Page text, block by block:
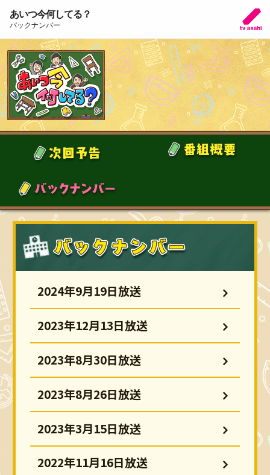
あいつ今何してる？
バックナンバー
2024年9月19日放送
2023年12月13日放送
2023年8月30日放送
2023年8月26日放送
2023年3月15日放送
2022年11月16日放送